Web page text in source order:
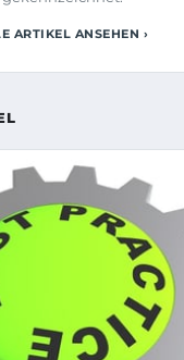
ARTIKEL ANSEHEN ›